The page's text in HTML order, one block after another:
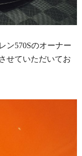
ン570Sのオーナー
せていただいてお